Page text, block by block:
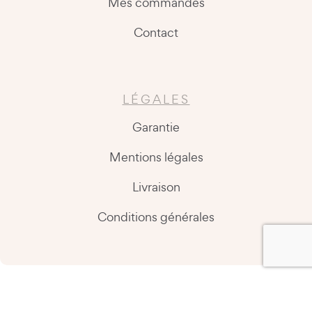
Contact
LÉGALES
Garantie
Mentions légales
Livraison
Conditions générales